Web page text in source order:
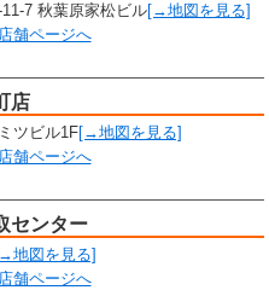
7 秋葉原家松ビル[→地図を見る]
店舗ページへ
店
ツビル1F[→地図を見る]
店舗ページへ
センター
地図を見る]
店舗ページへ